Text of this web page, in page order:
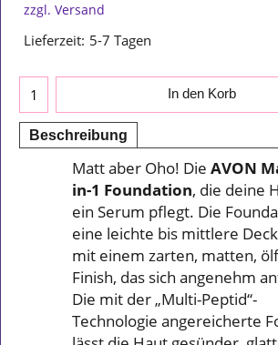
zzgl. Versand
Lieferzeit: 5-7 Tagen
In den Korb
Beschreibung
Matt aber Oho! Die AVON
in-1 Foundation, die deine
ein Serum pflegt. Die
eine leichte bis mittlere
mit einem zarten, matten,
Finish, das sich angenehm
Die mit der „Multi-Peptid“-
Technologie angereicherte